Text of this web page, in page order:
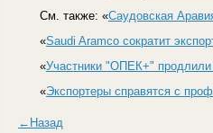
См. также: «Саудовская
«Saudi Aramco сократит
«Участники "ОПЕК+"
«Экспортеры справятся с
←Назад